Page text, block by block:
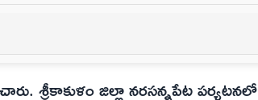
శ్రీకాకుళం జిల్లా నరసన్నపేట పర్యటనలో